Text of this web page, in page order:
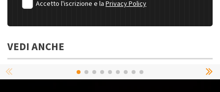
Accetto l'iscrizione e la Privacy Policy
VEDI ANCHE